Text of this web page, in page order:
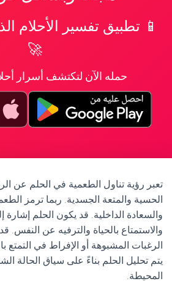
🚀
حمله الآن لتكتشف أسرار
تعبر رؤية تناول الطعمية في الحلم عن
الحسية والمتعة الجسدية. ربما ترمز
والسعادة الداخلية. قد يكون الحلم إشارة
والاستمتاع بالحياة والترفيه عن النفس.
الرغبات المشبوهة أو الإفراط في التمتع
يتم تحليل الحلم بناءً على سياق الحالة
المحيطة.